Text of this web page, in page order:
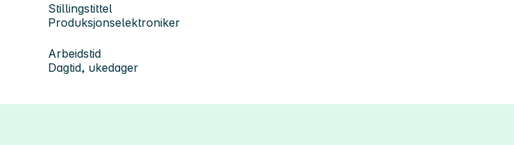
Stillingstittel
Produksjonselektroniker
Arbeidstid
Dagtid, ukedager